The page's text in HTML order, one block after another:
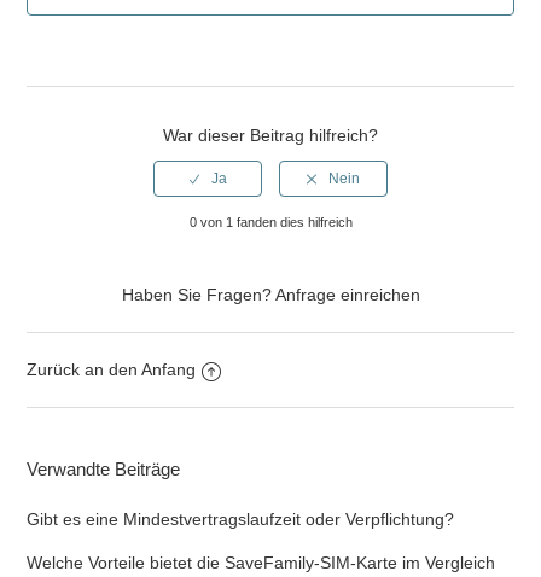
Was beinhaltet der Konnektivitätsdienst?
Wie aktiviere ich die SIM-Karte?
Vergleich zu anderen?
Meine SIM ist nicht von SaveFamily, gibt es einen
Weitere anzeigen
War dieser Beitrag hilfreich?
0 von 1 fanden dies hilfreich
Haben Sie Fragen?Anfrage einreichen
Zurück an den Anfang
Verwandte Beiträge
Gibt es eine Mindestvertragslaufzeit oder Verpflichtung?
Welche Vorteile bietet die SaveFamily-SIM-Karte im Vergleich